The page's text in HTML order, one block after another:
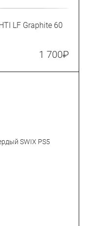
LF Graphite 60
1 700₽